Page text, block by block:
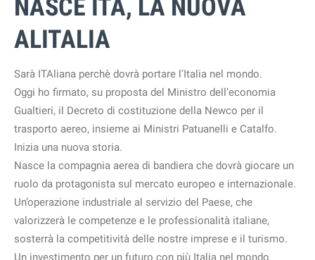
NASCE ITA, LA NUOVA
ALITALIA
Sarà ITAliana perchè dovrà portare l’Italia nel mondo.
Oggi ho firmato, su proposta del Ministro dell’economia
Gualtieri, il Decreto di costituzione della Newco per il
trasporto aereo, insieme ai Ministri Patuanelli e Catalfo.
Inizia una nuova storia.
Nasce la compagnia aerea di bandiera che dovrà giocare un
ruolo da protagonista sul mercato europeo e internazionale.
Un’operazione industriale al servizio del Paese, che
valorizzerà le competenze e le professionalità italiane,
sosterrà la competitività delle nostre imprese e il turismo.
Un investimento per un futuro con più Italia nel mondo.